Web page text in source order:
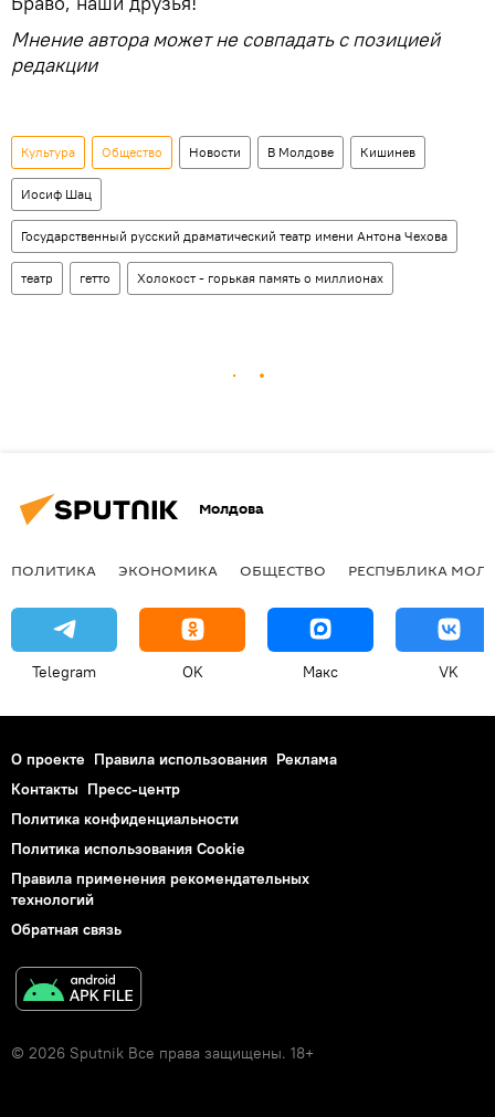
Мнение автора может не совпадать с позицией
редакции
Культура Общество Новости В Молдове Кишинев
Иосиф Шац
Государственный русский драматический театр имени Антона Чехова
театр гетто Холокост - горькая память о миллионах
Молдова
ПОЛИТИКА ЭКОНОМИКА ОБЩЕСТВО РЕСПУБЛИКА
Telegram OK Макс VK
О проекте Правила использования Реклама
Контакты Пресс-центр
Политика конфиденциальности
Политика использования Cookie
Правила применения рекомендательных
технологий
Обратная связь
© 2026 Sputnik Все права защищены. 18+